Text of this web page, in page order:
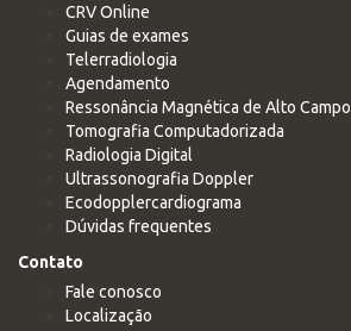
CRV Online
Guias de exames
Telerradiologia
Agendamento
Ressonância Magnética de Alto Campo
Tomografia Computadorizada
Radiologia Digital
Ultrassonografia Doppler
Ecodopplercardiograma
Dúvidas frequentes
Contato
Fale conosco
Localização